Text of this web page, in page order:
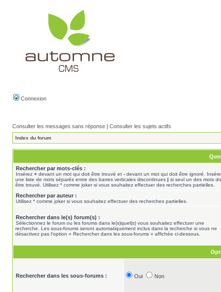
Connexion
Consulter les messages sans réponse | Consulter les sujets actifs
Index du forum
Rechercher par mots-clés :
Insérez + devant un mot qui doit être trouvé et - devant un mot qui doit être ignoré.
une liste de mots séparés entre des barres verticales discontinues | si seul un des mots
être trouvé. Utilisez * comme joker si vous souhaitez effectuer des recherches partielles.
Rechercher par auteur :
Utilisez * comme joker si vous souhaitez effectuer des recherches partielles.
Rechercher dans le(s) forum(s) :
Sélectionnez le forum ou les forums dans le(s)quel(s) vous souhaitez effectuer une
recherche. Les sous-forums seront automatiquement inclus dans la recherche si vous ne
désactivez pas l’option « Rechercher dans les sous-forums » affichée ci-dessous.
Rechercher dans les sous-forums : Oui Non